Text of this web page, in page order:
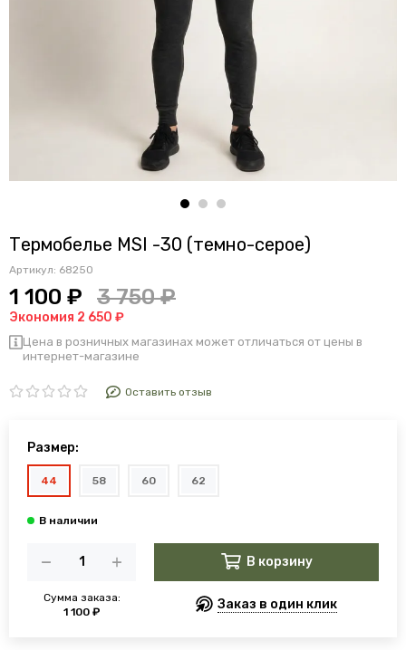
Термобелье MSI -30 (темно-серое)
Артикул: 68250
1 100 ₽ 3 750 ₽
Экономия 2 650 ₽
Цена в розничных магазинах может отличаться от цены в
интернет-магазине
Оставить отзыв
Размер:
44 58 60 62
Сумма заказа:
1 100 ₽
В корзину
Заказ в один клик